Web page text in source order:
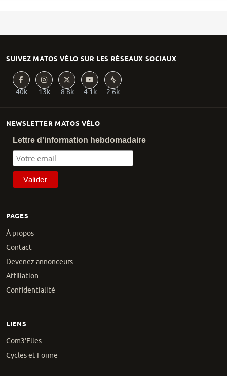
PAGES
À propos
Contact
Devenez annonceurs
Affiliation
Confidentialité
NEWSLETTER MATOS VÉLO
Lettre d'information hebdomadaire
SUIVEZ MATOS VÉLO SUR LES RÉSEAUX SOCIAUX
40k 13k 8.8k 4.1k 2.6k
LIENS
Com3'Elles
Cycles et Forme